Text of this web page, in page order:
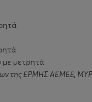
με μετρητά
της ΕΡΜΗΣ ΑΕΜΕΕ,